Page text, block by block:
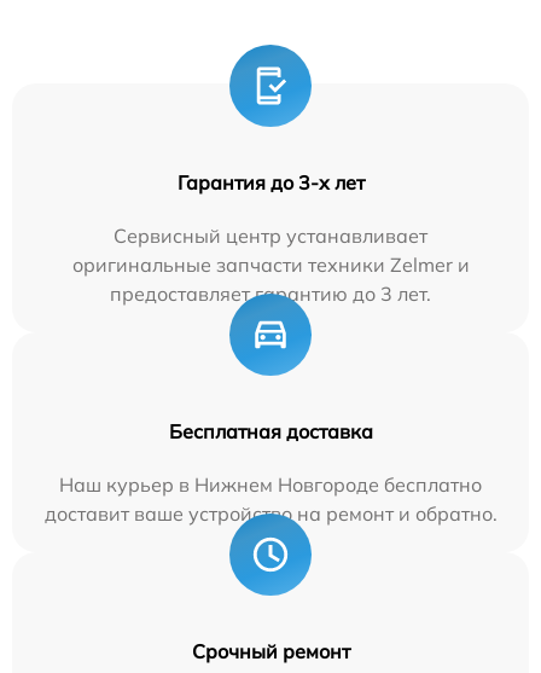
Гарантия до 3-х лет
Сервисный центр устанавливает
оригинальные запчасти техники Zelmer и
предоставляет гарантию до 3 лет.
Бесплатная доставка
Наш курьер в Нижнем Новгороде бесплатно
доставит ваше устройство на ремонт и обратно.
Срочный ремонт